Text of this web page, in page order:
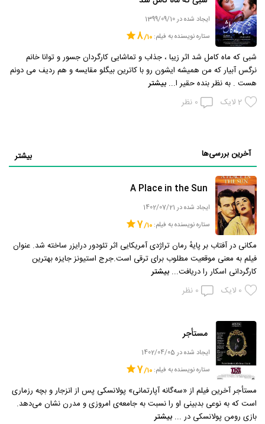
ایجاد شده در 1399/09/10
ستاره نویسنده به فیلم:
8
شبی که ماه کامل شد اثر زیبا ، جذاب و تماشایی کارگردان جسور و توانا خانم
نرگس آبیار که من همیشه ایشون رو با کاترین بیگلو مقایسه و هم ردیف می دونم
هست . به نظر بنده حقیر ا...بیشتر
2 لایک 0 نظر
آخرین بررسی‌ها بیشتر
A Place in the Sun
ایجاد شده در 1402/07/21
ستاره نویسنده به فیلم:
7
مکانی در آفتاب بر پایهٔ رمان تراژدی آمریکایی اثر تئودور درایزر ساخته شد. عنوان
فیلم به معنی موقعیت مطلوب برای ترقی است.جرج استیونز جایزه بهترین
کارگردانی اسکار را دریافت...بیشتر
0 لایک 0 نظر
مستأجر
ایجاد شده در 1402/04/05
ستاره نویسنده به فیلم:
7
مستأجر آخرین فیلم از «سه‌گانه آپارتمانی» پولانسکی پس از انزجار و بچه رزماری
است که به نوعی بدبینی او را نسبت به جامعه‌ی امروزی و مدرن نشان می‌دهد.
بازی رومن پولانسکی در ...بیشتر